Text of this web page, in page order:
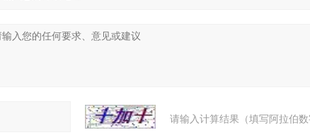
请输入计算结果（填写阿拉伯